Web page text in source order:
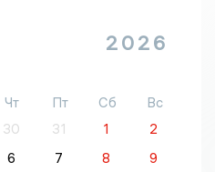
2026
Чт Пт Сб
Вс
30 31 1
2
6 7 8
9